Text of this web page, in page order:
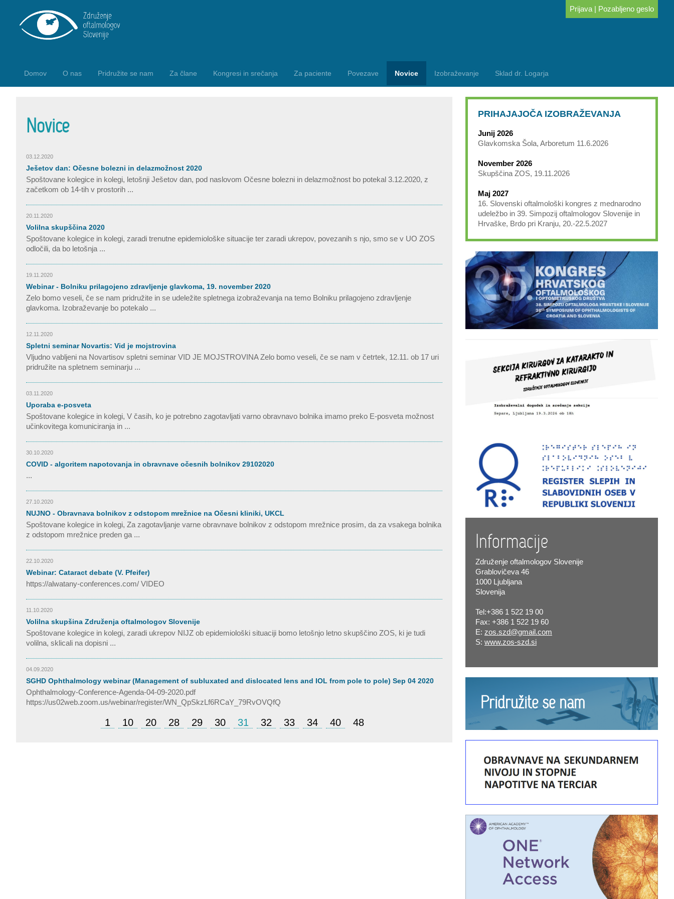
Prijava | Pozabljeno geslo
Domov O nas Pridružite se nam Za člane Kongresi in srečanja Za paciente Povezave Novice Izobraževanje Sklad dr. Logarja
Novice
03.12.2020
Ješetov dan: Očesne bolezni in delazmožnost 2020
Spoštovane kolegice in kolegi, letošnji Ješetov dan, pod naslovom Očesne bolezni in delazmožnost bo potekal 3.12.2020, z
začetkom ob 14-tih v prostorih ...
20.11.2020
Volilna skupščina 2020
Spoštovane kolegice in kolegi, zaradi trenutne epidemiološke situacije ter zaradi ukrepov, povezanih s njo, smo se v UO ZOS
odločili, da bo letošnja ...
19.11.2020
Webinar - Bolniku prilagojeno zdravljenje glavkoma, 19. november 2020
Zelo bomo veseli, če se nam pridružite in se udeležite spletnega izobraževanja na temo Bolniku prilagojeno zdravljenje
glavkoma. Izobraževanje bo potekalo ...
12.11.2020
Spletni seminar Novartis: Vid je mojstrovina
Vljudno vabljeni na Novartisov spletni seminar VID JE MOJSTROVINA Zelo bomo veseli, če se nam v četrtek, 12.11. ob 17 uri
pridružite na spletnem seminarju ...
03.11.2020
Uporaba e-posveta
Spoštovane kolegice in kolegi, V časih, ko je potrebno zagotavljati varno obravnavo bolnika imamo preko E-posveta možnost
učinkovitega komuniciranja in ...
30.10.2020
COVID - algoritem napotovanja in obravnave očesnih bolnikov 29102020
...
27.10.2020
NUJNO - Obravnava bolnikov z odstopom mrežnice na Očesni kliniki, UKCL
Spoštovane kolegice in kolegi, Za zagotavljanje varne obravnave bolnikov z odstopom mrežnice prosim, da za vsakega bolnika
z odstopom mrežnice preden ga ...
22.10.2020
Webinar: Cataract debate (V. Pfeifer)
https://alwatany-conferences.com/ VIDEO
11.10.2020
Volilna skupšina Združenja oftalmologov Slovenije
Spoštovane kolegice in kolegi, zaradi ukrepov NIJZ ob epidemiološki situaciji bomo letošnjo letno skupščino ZOS, ki je tudi
volilna, sklicali na dopisni ...
04.09.2020
SGHD Ophthalmology webinar (Management of subluxated and dislocated lens and IOL from pole to pole) Sep 04 2020
Ophthalmology-Conference-Agenda-04-09-2020.pdf
https://us02web.zoom.us/webinar/register/WN_QpSkzLf6RCaY_79RvOVQfQ
1 10 20 28 29 30 31 32 33 34 40 48
PRIHAJAJOČA IZOBRAŽEVANJA
Junij 2026
Glavkomska Šola, Arboretum 11.6.2026
November 2026
Skupščina ZOS, 19.11.2026
Maj 2027
16. Slovenski oftalmološki kongres z mednarodno
udeležbo in 39. Simpozij oftalmologov Slovenije in
Hrvaške, Brdo pri Kranju, 20.-22.5.2027
Informacije
Združenje oftalmologov Slovenije
Grablovičeva 46
1000 Ljubljana
Slovenija
Tel:+386 1 522 19 00
Fax: +386 1 522 19 60
E: zos.szd@gmail.com
S: www.zos-szd.si
Pridružite se nam